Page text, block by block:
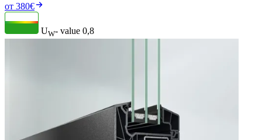
от 380€
UW- value 0,8